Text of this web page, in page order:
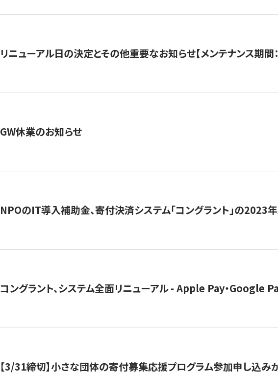
リニューアル日の決定とその他重要なお知らせ【メンテナンス期間
GW休業のお知らせ
NPOのIT導入補助金、寄付決済システム「コングラント」の2023
コングラント、システム全面リニューアル - Apple Pay・Google
【3/31締切】小さな団体の寄付募集応援プログラム参加申し込み